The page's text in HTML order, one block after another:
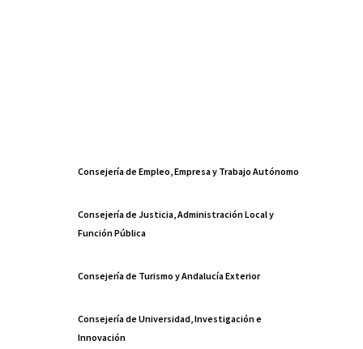
Consejería de Empleo, Empresa y Trabajo Autónomo
Consejería de Justicia, Administración Local y
Función Pública
Consejería de Turismo y Andalucía Exterior
Consejería de Universidad, Investigación e
Innovación